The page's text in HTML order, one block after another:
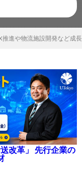
推進や物流施設開発など成
改革」 先行企業の